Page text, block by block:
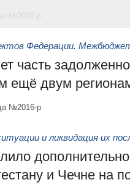
Федерации.
часть
ещё двум
№2016-р
и ликвидация их
и Чечне на